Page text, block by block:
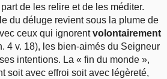
de les relire et de les méditer.
du déluge revient sous la plume de
ceux qui ignorentvolontairement
4 v. 18), les bien-aimés du Seigneur
intentions. La « fin du monde »,
soit avec effroi soit avec légèreté,